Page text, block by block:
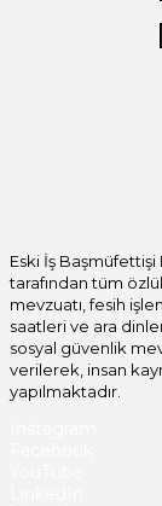
Eski İş
tarafından tüm
mevzuatı, fesih
saatleri ve ara
sosyal güvenlik
verilerek, insan
yapılmaktadır.